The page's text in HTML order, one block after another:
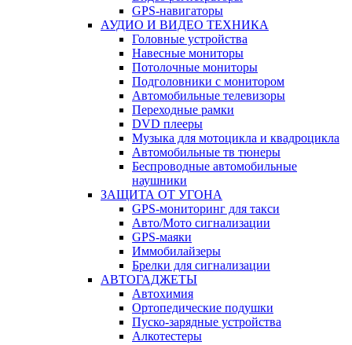
GPS-навигаторы
АУДИО И ВИДЕО ТЕХНИКА
Головные устройства
Навесные мониторы
Потолочные мониторы
Подголовники с монитором
Автомобильные телевизоры
Переходные рамки
DVD плееры
Музыка для мотоцикла и квадроцикла
Автомобильные тв тюнеры
Беспроводные автомобильные
наушники
ЗАЩИТА ОТ УГОНА
GPS-мониторинг для такси
Авто/Мото сигнализации
GPS-маяки
Иммобилайзеры
Брелки для сигнализации
АВТОГАДЖЕТЫ
Автохимия
Ортопедические подушки
Пуско-зарядные устройства
Алкотестеры